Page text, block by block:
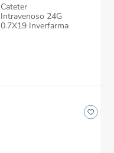
Cateter
Intravenoso 24G
0.7X19 Inverfarma